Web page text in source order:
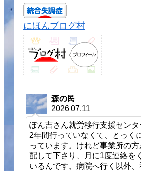
にほんブログ村
森の民
2026.07.11
ぽん吉さん就労移行支援センタ
2年間行っていなくて、とっく
っています。けれど事業所の
配して下さり、月に1度連絡を
いるんです。病院へ行く以外